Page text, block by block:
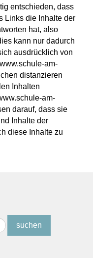
entschieden, dass
Links die Inhalte der
hat, also
kann nur dadurch
ausdrücklich von
am-
distanzieren
Inhalten
am-
darauf, dass sie
Inhalte der
diese Inhalte zu
suchen